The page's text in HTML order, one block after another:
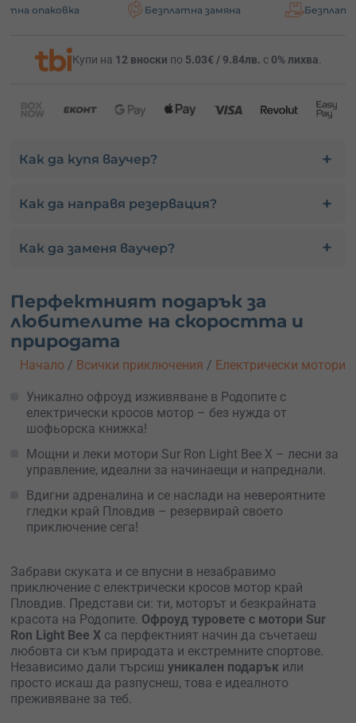
Безплатна замяна Безплатна доставка
Купи на 12 вноски по 5.03€ / 9.84лв. с 0% лихва
Как да купя ваучер?
Как да направя резервация?
Как да заменя ваучер?
Перфектният подарък за
любителите на скоростта и
природата
Начало / Всички приключения / Електрически мотори
Уникално офроуд изживяване в Родопите с
електрически кросов мотор – без нужда от
шофьорска книжка!
Мощни и леки мотори Sur Ron Light Bee X – лесни за
управление, идеални за начинаещи и напреднали.
Вдигни адреналина и се наслади на невероятните
гледки край Пловдив – резервирай своето
приключение сега!
Забрави скуката и се впусни в незабравимо
приключение с електрически кросов мотор край
Пловдив. Представи си: ти, моторът и безкрайната
красота на Родопите. Офроуд туровете с мотори Sur
Ron Light Bee X са перфектният начин да съчетаеш
любовта си към природата и екстремните спортове.
Независимо дали търсиш уникален подарък или
просто искаш да разпуснеш, това е идеалното
преживяване за теб.